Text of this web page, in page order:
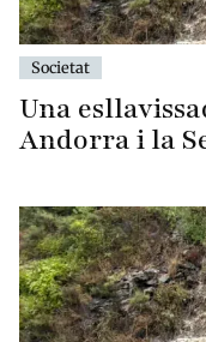
Societat
Una
Andorra i la